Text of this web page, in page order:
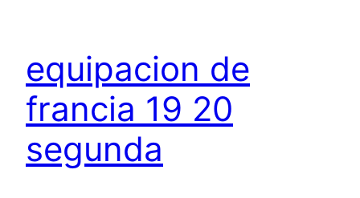
equipacion de
francia 19 20
segunda